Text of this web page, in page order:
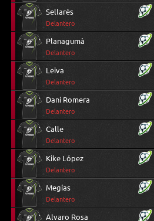
Sellarès
Delantero
Planagumà
Delantero
Leiva
Delantero
Dani Romera
Delantero
Calle
Delantero
Kike López
Delantero
Megías
Delantero
Alvaro Rosa